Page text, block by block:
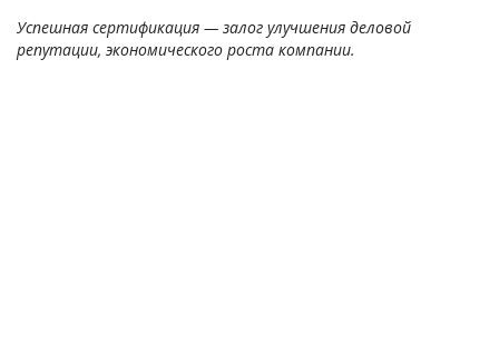
Успешная сертификация — залог улучшения деловой
репутации, экономического роста компании.